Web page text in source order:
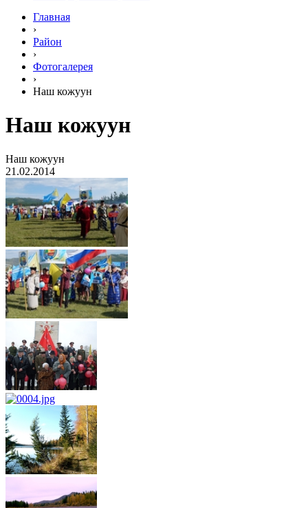
Главная
›
Район
›
Фотогалерея
›
Наш кожуун
Наш кожуун
Наш кожуун
21.02.2014